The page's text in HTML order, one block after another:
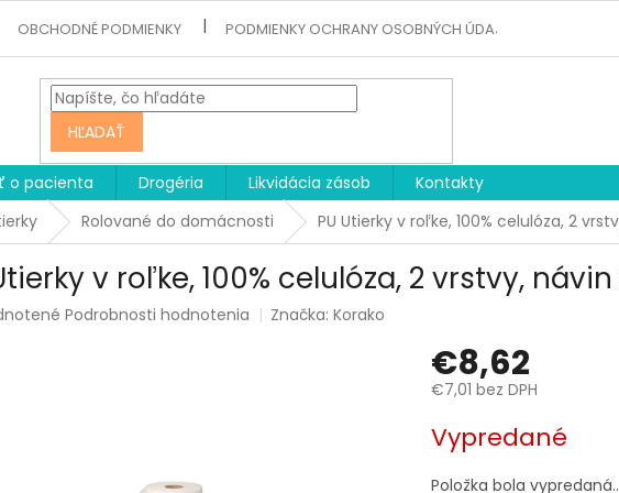
OBCHODNÉ PODMIENKY PODMIENKY OCHRANY OSOBNÝCH ÚDAJOV
HĽADAŤ
o pacienta Drogéria Likvidácia zásob
Kontakty
Rolované do domácnosti PU Utierky v roľke, 100% celulóza, 2
v roľke, 100% celulóza, 2 vrstvy,
Podrobnosti hodnotenia Značka:Korako
€8,62
€7,01 bez DPH
cena:
Vypredané
Položka bola